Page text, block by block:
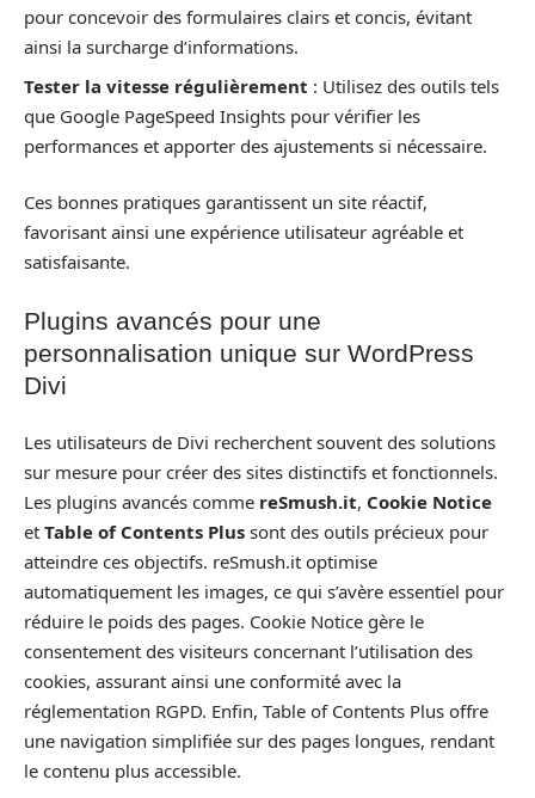
pour concevoir des formulaires clairs et concis, évitant
ainsi la surcharge d’informations.
Tester la vitesse régulièrement : Utilisez des outils tels
que Google PageSpeed Insights pour vérifier les
performances et apporter des ajustements si nécessaire.
Ces bonnes pratiques garantissent un site réactif,
favorisant ainsi une expérience utilisateur agréable et
satisfaisante.
Plugins avancés pour une
personnalisation unique sur WordPress
Divi
Les utilisateurs de Divi recherchent souvent des solutions
sur mesure pour créer des sites distinctifs et fonctionnels.
Les plugins avancés comme reSmush.it, Cookie Notice
et Table of Contents Plus sont des outils précieux pour
atteindre ces objectifs. reSmush.it optimise
automatiquement les images, ce qui s’avère essentiel pour
réduire le poids des pages. Cookie Notice gère le
consentement des visiteurs concernant l’utilisation des
cookies, assurant ainsi une conformité avec la
réglementation RGPD. Enfin, Table of Contents Plus offre
une navigation simplifiée sur des pages longues, rendant
le contenu plus accessible.